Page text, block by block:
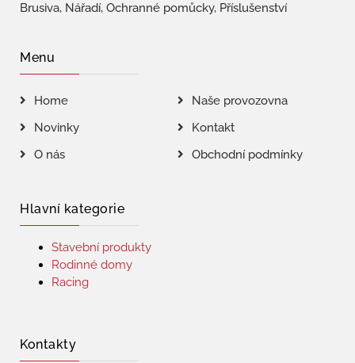
Brusiva, Nářadí, Ochranné pomůcky, Příslušenství
Menu
Home
Naše provozovna
Novinky
Kontakt
O nás
Obchodní podmínky
Hlavní kategorie
Stavební produkty
Rodinné domy
Racing
Kontakty